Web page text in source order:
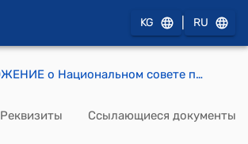
KG RU
ПОЛОЖЕНИЕ о Национальном совете по развитию сферы виртуальных активов и блокчейн-технологий при Президенте Кыргызской Республики
Реквизиты Ссылающиеся документы